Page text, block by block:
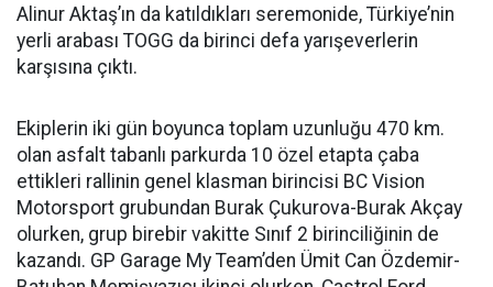
Alinur Aktaş’ın da katıldıkları seremonide, Türkiye’nin
yerli arabası TOGG da birinci defa yarışeverlerin
karşısına çıktı.
Ekiplerin iki gün boyunca toplam uzunluğu 470 km.
olan asfalt tabanlı parkurda 10 özel etapta çaba
ettikleri rallinin genel klasman birincisi BC Vision
Motorsport grubundan Burak Çukurova-Burak Akçay
olurken, grup birebir vakitte Sınıf 2 birinciliğinin de
kazandı. GP Garage My Team’den Ümit Can Özdemir-